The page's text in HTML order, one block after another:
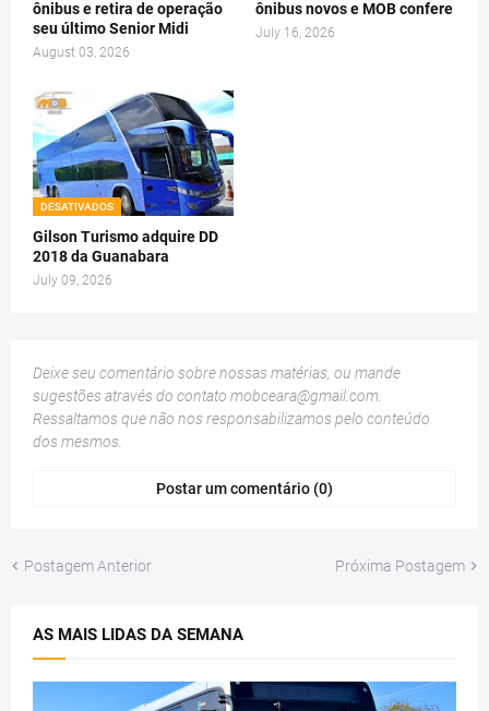
ônibus e retira de operação
seu último Senior Midi
August 03, 2026
ônibus novos e MOB confere
July 16, 2026
DESATIVADOS
Gilson Turismo adquire DD
2018 da Guanabara
July 09, 2026
Deixe seu comentário sobre nossas matérias, ou mande
sugestões através do contato mobceara@gmail.com
Ressaltamos que não nos responsabilizamos pelo conteúdo
dos mesmos.
Postar um comentário (0)
Postagem Anterior Próxima Postagem
AS MAIS LIDAS DA SEMANA